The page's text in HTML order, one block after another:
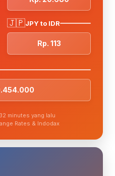
🇯🇵JPY to IDR
Rp. 113
minutes yang lalu
Rates & Indodax